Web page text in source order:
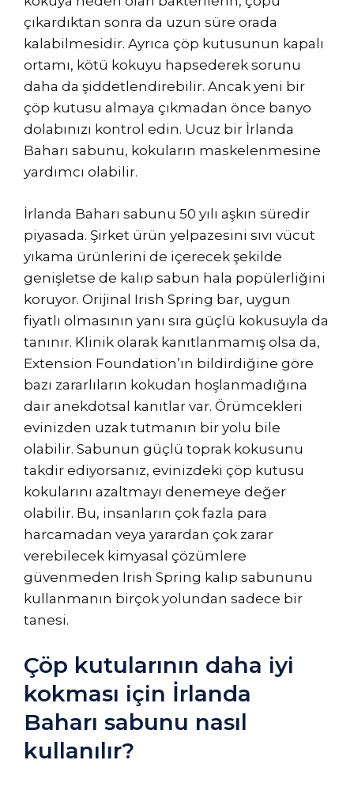
çıkardıktan sonra da uzun süre orada
kalabilmesidir. Ayrıca çöp kutusunun kapalı
ortamı, kötü kokuyu hapsederek sorunu
daha da şiddetlendirebilir. Ancak yeni bir
çöp kutusu almaya çıkmadan önce banyo
dolabınızı kontrol edin. Ucuz bir İrlanda
Baharı sabunu, kokuların maskelenmesine
yardımcı olabilir.
İrlanda Baharı sabunu 50 yılı aşkın süredir
piyasada. Şirket ürün yelpazesini sıvı vücut
yıkama ürünlerini de içerecek şekilde
genişletse de kalıp sabun hala popülerliğini
koruyor. Orijinal Irish Spring bar, uygun
fiyatlı olmasının yanı sıra güçlü kokusuyla da
tanınır. Klinik olarak kanıtlanmamış olsa da,
Extension Foundation’ın bildirdiğine göre
bazı zararlıların kokudan hoşlanmadığına
dair anekdotsal kanıtlar var. Örümcekleri
evinizden uzak tutmanın bir yolu bile
olabilir. Sabunun güçlü toprak kokusunu
takdir ediyorsanız, evinizdeki çöp kutusu
kokularını azaltmayı denemeye değer
olabilir. Bu, insanların çok fazla para
harcamadan veya yarardan çok zarar
verebilecek kimyasal çözümlere
güvenmeden Irish Spring kalıp sabununu
kullanmanın birçok yolundan sadece bir
tanesi.
Çöp kutularının daha iyi
kokması için İrlanda
Baharı sabunu nasıl
kullanılır?